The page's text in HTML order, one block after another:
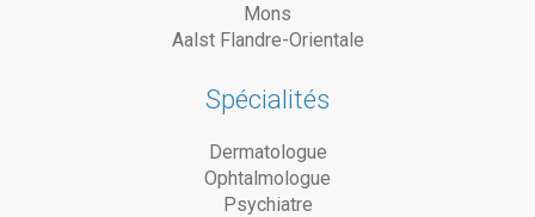
Mons
Aalst Flandre-Orientale
Spécialités
Dermatologue
Ophtalmologue
Psychiatre